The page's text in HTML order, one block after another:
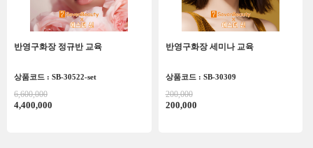
반영구화장 정규반 교육
상품코드 : SB-30522-set
6,600,000
4,400,000
반영구화장 세미나 교육
상품코드 : SB-30309
200,000
200,000